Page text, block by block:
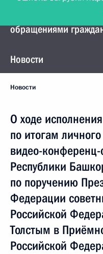
Управление
обращениями
Новости
Новости
О ходе
по итогам
видео-
Республики
по поручению
Федерации
Российской
Толстым в
Российской